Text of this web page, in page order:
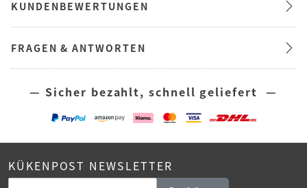
KUNDENBEWERTUNGEN
FRAGEN & ANTWORTEN
— Sicher bezahlt, schnell geliefert —
KÜKENPOST NEWSLETTER